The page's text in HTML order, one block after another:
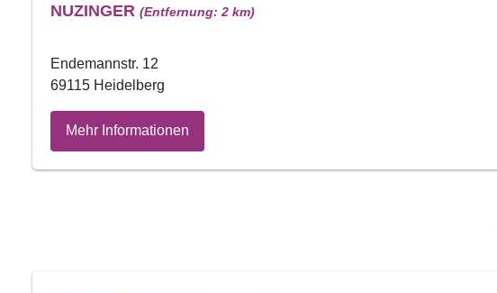
NUZINGER (Entfernung: 2 km)
Endemannstr. 12
69115 Heidelberg
Mehr Informationen